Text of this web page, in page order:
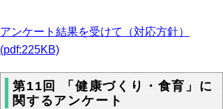
アンケート結果を受けて（対応方針）
(pdf:225KB)
第11回 「健康づくり・食育」に
関するアンケート